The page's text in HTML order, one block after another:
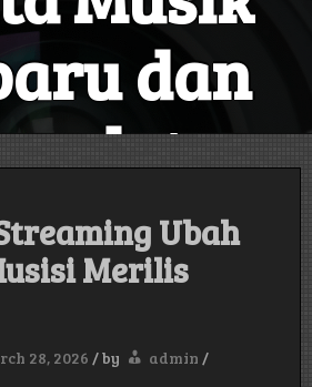
dan
Ubah
Merilis
28, 2026 /by admin /